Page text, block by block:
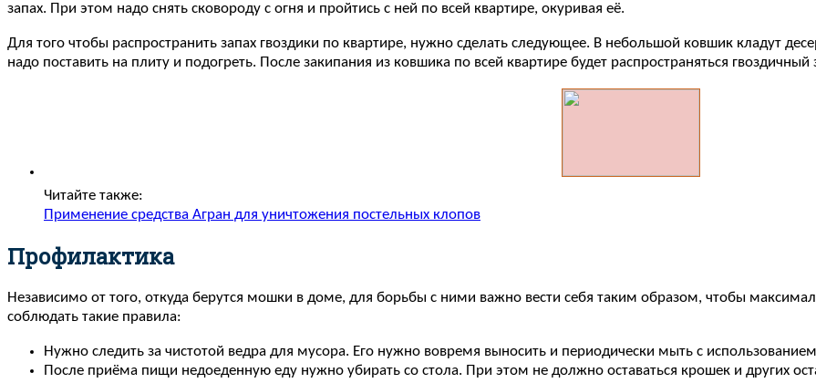
запах. При этом надо снять сковороду с огня и пройтись с ней по всей квартире, окуривая её.
Для того чтобы распространить запах гвоздики по квартире, нужно сделать следующее. В небольшой ковшик кладут
надо поставить на плиту и подогреть. После закипания из ковшика по всей квартире будет распространяться
Читайте также:
Применение средства Агран для уничтожения постельных клопов
Профилактика
Независимо от того, откуда берутся мошки в доме, для борьбы с ними важно вести себя таким образом, чтобы
соблюдать такие правила:
Нужно следить за чистотой ведра для мусора. Его нужно вовремя выносить и периодически мыть с
После приёма пищи недоеденную еду нужно убирать со стола. При этом не должно оставаться крошек и других